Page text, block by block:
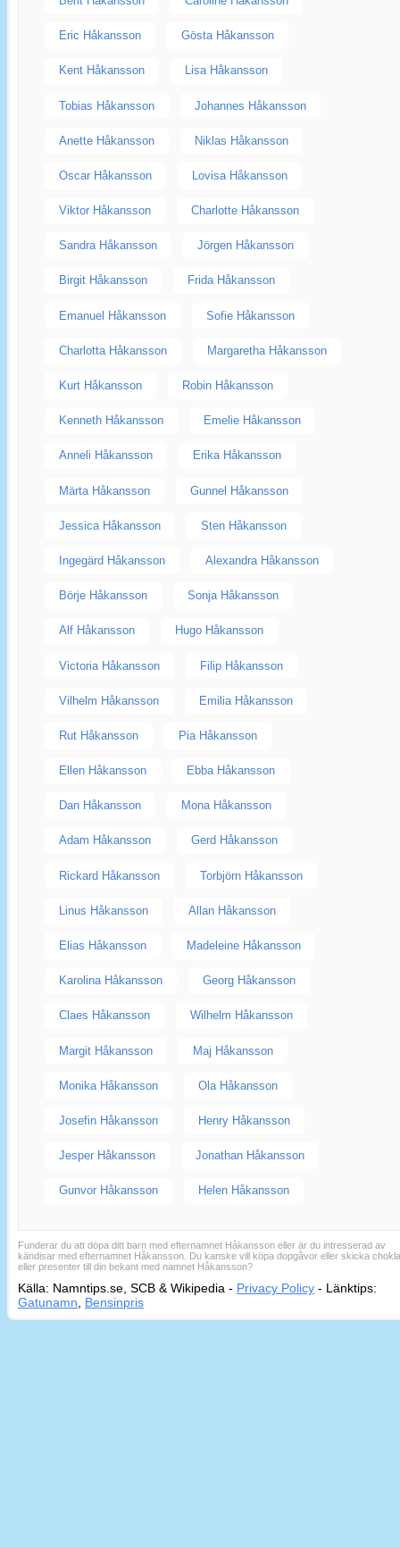
Eric Håkansson Gösta Håkansson
Kent Håkansson Lisa Håkansson
Tobias Håkansson Johannes Håkansson
Anette Håkansson Niklas Håkansson
Oscar Håkansson Lovisa Håkansson
Viktor Håkansson Charlotte Håkansson
Sandra Håkansson Jörgen Håkansson
Birgit Håkansson Frida Håkansson
Emanuel Håkansson Sofie Håkansson
Charlotta Håkansson Margaretha Håkansson
Kurt Håkansson Robin Håkansson
Kenneth Håkansson Emelie Håkansson
Anneli Håkansson Erika Håkansson
Märta Håkansson Gunnel Håkansson
Jessica Håkansson Sten Håkansson
Ingegärd Håkansson Alexandra Håkansson
Börje Håkansson Sonja Håkansson
Alf Håkansson Hugo Håkansson
Victoria Håkansson Filip Håkansson
Vilhelm Håkansson Emilia Håkansson
Rut Håkansson Pia Håkansson
Ellen Håkansson Ebba Håkansson
Dan Håkansson Mona Håkansson
Adam Håkansson Gerd Håkansson
Rickard Håkansson Torbjörn Håkansson
Linus Håkansson Allan Håkansson
Elias Håkansson Madeleine Håkansson
Karolina Håkansson Georg Håkansson
Claes Håkansson Wilhelm Håkansson
Margit Håkansson Maj Håkansson
Monika Håkansson Ola Håkansson
Josefin Håkansson Henry Håkansson
Jesper Håkansson Jonathan Håkansson
Gunvor Håkansson Helen Håkansson
Funderar du att döpa ditt barn med efternamnet Håkansson eller är du intresserad av
kändisar med efternamnet Håkansson. Du kanske vill köpa dopgåvor eller skicka
eller presenter till din bekant med namnet Håkansson?
Källa: Namntips.se, SCB & Wikipedia - Privacy Policy - Länktips:
Gatunamn
Bensinpris